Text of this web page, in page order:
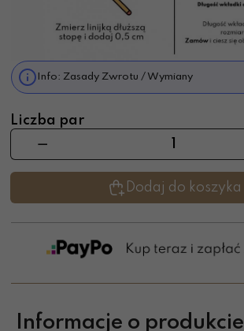
Info: Zasady Zwrotu / Wymiany
Liczba par
Dodaj do koszyka
Informacje o produkcie